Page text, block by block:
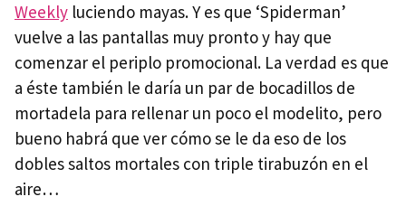
Weekly luciendo mayas. Y es que ‘Spiderman’
vuelve a las pantallas muy pronto y hay que
comenzar el periplo promocional. La verdad es que
a éste también le daría un par de bocadillos de
mortadela para rellenar un poco el modelito, pero
bueno habrá que ver cómo se le da eso de los
dobles saltos mortales con triple tirabuzón en el
aire…